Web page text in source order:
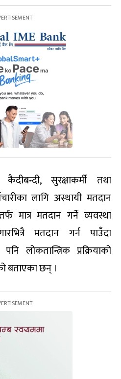
सुरक्षाकर्मी तथा
लागि अस्थायी मतदान
मात्र मतदान गर्ने व्यवस्था
मतदान गर्न पाउँदा
लोकतान्त्रिक प्रक्रियाको
बताएका छन् ।